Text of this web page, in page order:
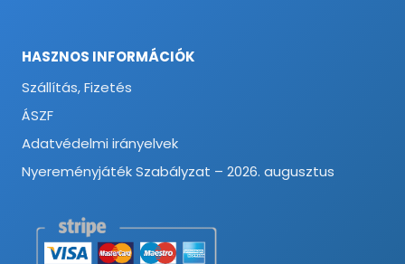
HASZNOS INFORMÁCIÓK
Szállítás, Fizetés
ÁSZF
Adatvédelmi irányelvek
Nyereményjáték Szabályzat – 2026. augusztus